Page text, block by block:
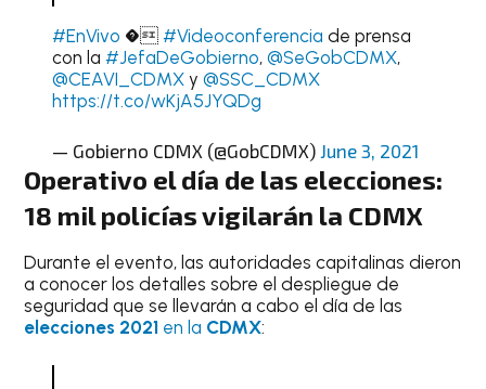
#EnVivo � #Videoconferencia de prensa
con la #JefaDeGobierno, @SeGobCDMX,
@CEAVI_CDMXy @SSC_CDMX
https://t.co/wKjA5JYQDg
— Gobierno CDMX (@GobCDMX) June 3, 2021
Operativo el día de las elecciones:
18 mil policías vigilarán la CDMX
Durante el evento, las autoridades capitalinas dieron
a conocer los detalles sobre el despliegue de
seguridad que se llevarán a cabo el día de las
elecciones 2021 en la CDMX: